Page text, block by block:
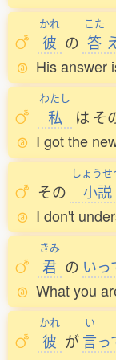
かれ
彼 の
こた
答 え
His answer
わたし
私 は そ
I got the
その
しょうせ
小説
I don't
きみ
君 の いっ
What you
かれ
彼 が
い
言